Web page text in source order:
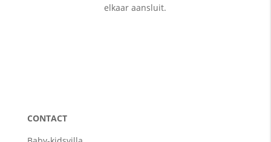
elkaar aansluit.
CONTACT